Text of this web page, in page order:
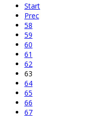
Start
Prec
58
59
60
61
62
63
64
65
66
67